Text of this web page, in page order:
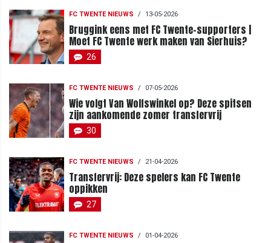
FC TWENTE NIEUWS / 13-05-2026
Bruggink eens met FC Twente-supporters |
Moet FC Twente werk maken van Sierhuis?
26
FC TWENTE NIEUWS / 07-05-2026
Wie volgt Van Wolfswinkel op? Deze spitsen
zijn aankomende zomer transfervrij
30
FC TWENTE NIEUWS / 21-04-2026
Transfervrij: Deze spelers kan FC Twente
oppikken
27
FC TWENTE NIEUWS / 01-04-2026